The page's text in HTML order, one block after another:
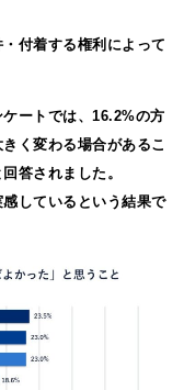
付着する権利によって
ートでは、16.2%の方
く変わる場合があるこ
答されました。
しているという結果で